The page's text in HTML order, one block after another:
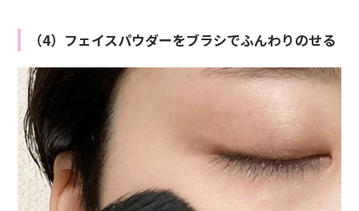
（4）フェイスパウダーをブラシでふんわりのせる